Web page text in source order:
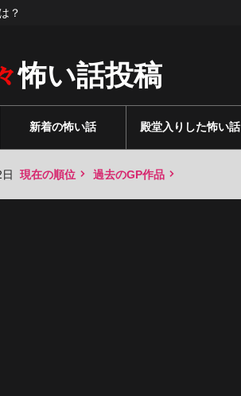
？
怖い話投稿
新着の怖い話 殿堂入りした怖い話
現在の順位 過去のGP作品